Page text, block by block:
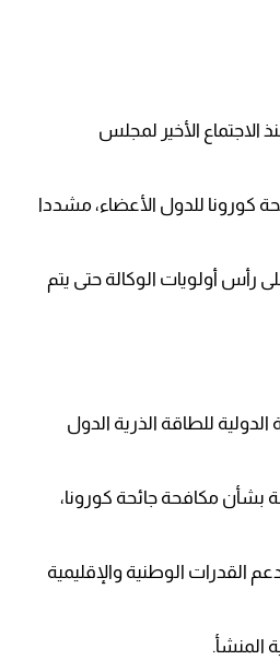
الاجتماع الأخير لمجلس
كورونا للدول الأعضاء، مشددا
أولويات الوكالة حتى يتم
للطاقة الذرية الدول
بشأن مكافحة جائحة كورونا،
القدرات الوطنية والإقليمية
المنشأ.